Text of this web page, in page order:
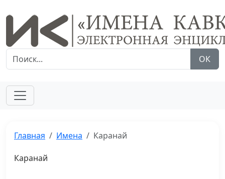
ОК
Главная Имена Каранай
Каранай